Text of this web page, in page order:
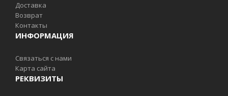
Доставка
Возврат
Контакты
ИНФОРМАЦИЯ
Связаться с нами
Карта сайта
РЕКВИЗИТЫ